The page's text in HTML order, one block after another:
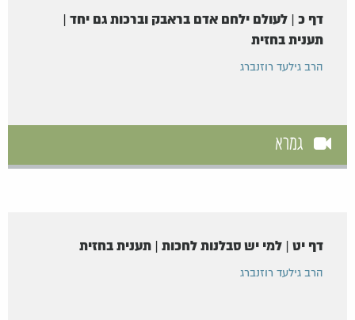
דף כ | לעולם ילחם אדם בראבק וברכות גם יחד |
תענית בחזית
הרב גילעד רוזנברג
גמרא
דף יט | למי יש סבלנות לחכות | תענית בחזית
הרב גילעד רוזנברג